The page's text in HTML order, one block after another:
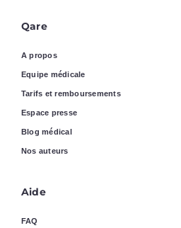
Qare
A propos
Equipe médicale
Tarifs et remboursements
Espace presse
Blog médical
Nos auteurs
Aide
FAQ